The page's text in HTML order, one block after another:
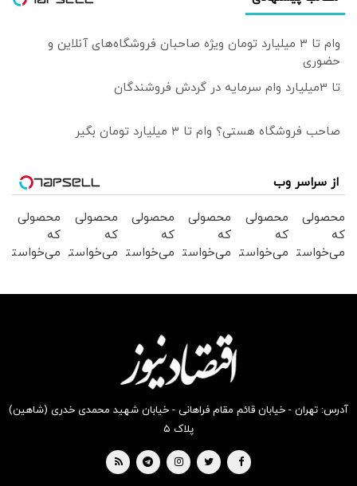
وام تا ۳ میلیارد تومان ویژه صاحبان فروشگاه‌های آنلاین و
حضوری
تا 3میلیارد وام سرمایه در گردش فروشندگان
صاحب فروشگاه هستی؟ وام تا ۳ میلیارد تومان بگیر
از سراسر وب
محصولی
که
می‌خواستی
محصولی
که
می‌خواستی
محصولی
که
می‌خواستی
بخر !
محصولی
که
می‌خواستی
بخر !
محصولی
که
می‌خواستی
محصولی
که
می‌خواستی
آدرس: تهران - خیابان قائم مقام فراهانی - خیابان شهید محمدی خدری (شاهین)
پلاک ۵